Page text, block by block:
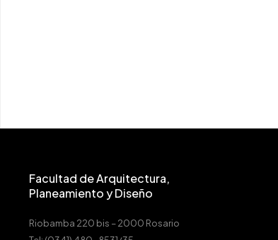
Facultad de Arquitectura,
Planeamiento y Diseño
Riobamba 220 bis – 2000 Rosario